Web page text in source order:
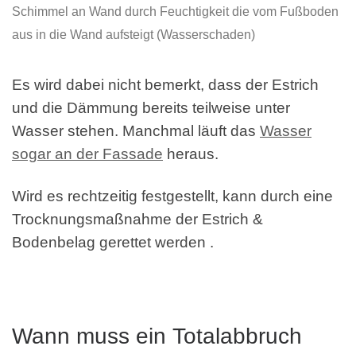
Schimmel an Wand durch Feuchtigkeit die vom Fußboden
aus in die Wand aufsteigt (Wasserschaden)
Es wird dabei nicht bemerkt, dass der Estrich
und die Dämmung bereits teilweise unter
Wasser stehen. Manchmal läuft das Wasser
sogar an der Fassade heraus.
Wird es rechtzeitig festgestellt, kann durch eine
Trocknungsmaßnahme der Estrich &
Bodenbelag gerettet werden .
Wann muss ein Totalabbruch